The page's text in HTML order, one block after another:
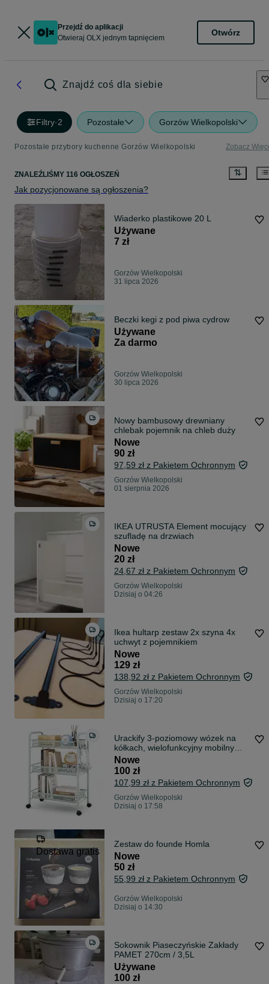
Przejdź do aplikacji
Otwieraj OLX jednym tapnięciem
Otwórz
Znajdź coś dla siebie
Filtry·2 Pozostałe Gorzów Wielkopolski
Pozostałe przybory kuchenne Gorzów Wielkopolski Zobacz
ZNALEŹLIŚMY 116 OGŁOSZEŃ
Jak pozycjonowane są ogłoszenia?
Wiaderko plastikowe 20 L
Używane
7 zł
Gorzów Wielkopolski
31 lipca 2026
Beczki kegi z pod piwa cydrow
Używane
Za darmo
Gorzów Wielkopolski
30 lipca 2026
Nowy bambusowy drewniany
chlebak pojemnik na chleb duży
Nowe
90 zł
97,59 zł z Pakietem Ochronnym
Gorzów Wielkopolski
01 sierpnia 2026
IKEA UTRUSTA Element mocujący
szufladę na drzwiach
Nowe
20 zł
24,67 zł z Pakietem Ochronnym
Gorzów Wielkopolski
Dzisiaj o 04:26
Ikea hultarp zestaw 2x szyna 4x
uchwyt z pojemnikiem
Nowe
129 zł
138,92 zł z Pakietem Ochronnym
Gorzów Wielkopolski
Dzisiaj o 17:20
Urackify 3-poziomowy wózek na
kółkach, wielofunkcyjny mobilny
wózek
Nowe
100 zł
107,99 zł z Pakietem Ochronnym
Gorzów Wielkopolski
Dzisiaj o 17:58
Dostawa gratis
Zestaw do founde Homla
Nowe
50 zł
55,99 zł z Pakietem Ochronnym
Gorzów Wielkopolski
Dzisiaj o 14:30
Sokownik Piaseczyńskie Zakłady
PAMET 270cm / 3,5L
Używane
100 zł